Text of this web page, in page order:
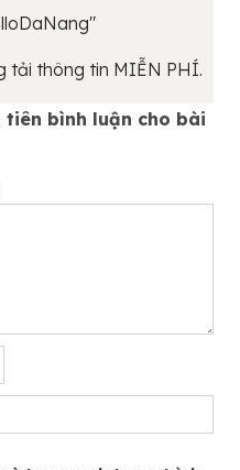
tải thông tin MIỄN PHÍ.
tiên bình luận cho bài